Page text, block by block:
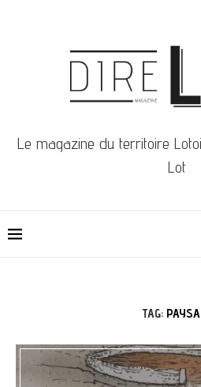
Le magazine du territoire
Lot
TAG: